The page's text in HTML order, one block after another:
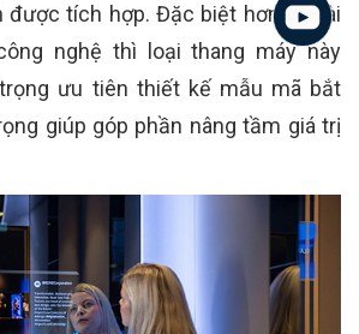
được tích hợp. Đặc biệt hơn, ngoài
nghệ thì loại thang máy này
ưu tiên thiết kế mẫu mã bắt
giúp góp phần nâng tầm giá trị